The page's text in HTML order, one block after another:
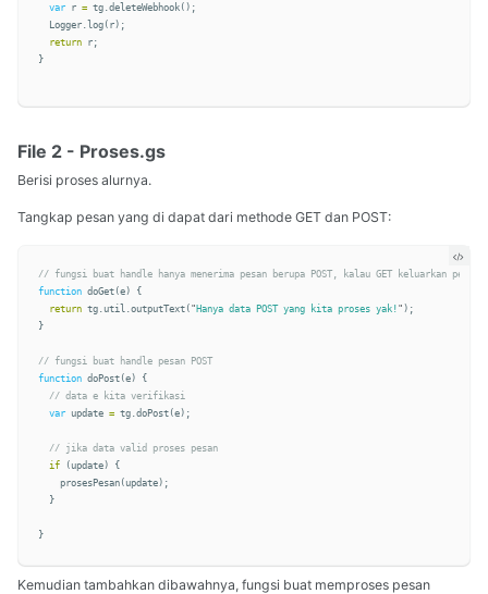
var r = tg .deleteWebhook ();
Logger
log ( r );
return r ;
}
File 2 - Proses.gs
Berisi proses alurnya.
Tangkap pesan yang di dapat dari methode GET dan POST:
// fungsi buat handle hanya menerima pesan berupa POST, kalau GET keluarkan pesan
function doGet (e)
{
return tg .util .outputText ( " Hanya data POST yang kita proses yak! " );
}
// fungsi buat handle pesan POST
function doPost (e)
{
// data e kita verifikasi
var update = tg .doPost (e);
// jika data valid proses pesan
if
(update)
{
prosesPesan (update);
}
}
Kemudian tambahkan dibawahnya, fungsi buat memproses pesan